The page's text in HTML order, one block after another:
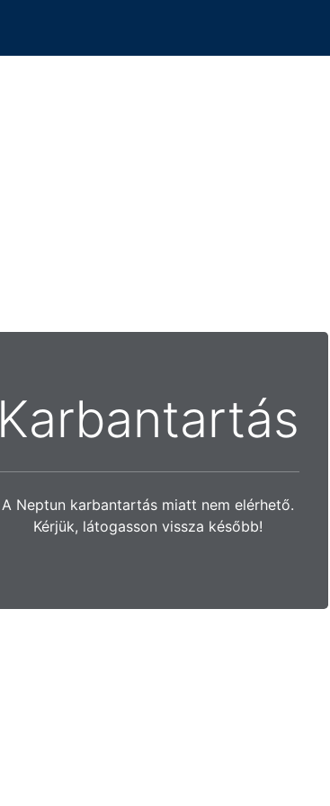
Karbantartás
A Neptun karbantartás miatt nem elérhető.
Kérjük, látogasson vissza később!